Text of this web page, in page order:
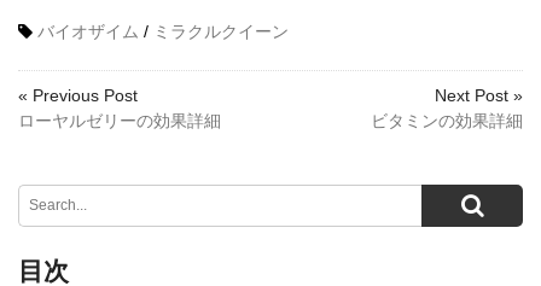
バイオザイム / ミラクルクイーン
« Previous Post
ローヤルゼリーの効果詳細
Next Post »
ビタミンの効果詳細
目次